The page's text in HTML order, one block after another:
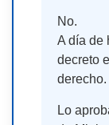
No.
A día de
decreto
derecho.
Lo